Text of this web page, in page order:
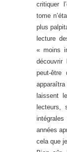
critiquer
tome
plus
lecture
« moins
découvrir
peut-être
laissent
lecteurs,
années
cela que